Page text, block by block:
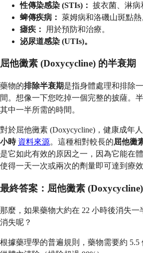
性傳染感染 (STIs)： 披衣菌、淋病
蜱傳疾病： 萊姆病和洛磯山斑點熱
瘧疾：
用於預防和治療。
泌尿道感染 (UTIs)。
屈他黴素 (Doxycycline) 的半衰期
藥物的排除半衰期是指身體處理和排除
間。想像一下您吃掉一個完整的披薩。
其中一半所需的時間。
對於屈他黴素 (Doxycycline)，健康成年
小時 資料來源。這種相對較長的屈他黴
是它如此有效的原因之一，因為它能在
使得一天一次或兩次的劑量即可達到療效
最終答案：屈他黴素
那麼，如果藥物大約在 22 小時後消失一
消失呢？
根據藥理學的普遍規則，藥物需要約 5.5